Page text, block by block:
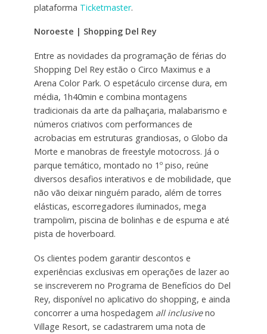
plataforma Ticketmaster.
Noroeste | Shopping Del Rey
Entre as novidades da programação de férias do
Shopping Del Rey estão o Circo Maximus e a
Arena Color Park. O espetáculo circense dura, em
média, 1h40min e combina montagens
tradicionais da arte da palhaçaria, malabarismo e
números criativos com performances de
acrobacias em estruturas grandiosas, o Globo da
Morte e manobras de freestyle motocross. Já o
parque temático, montado no 1º piso, reúne
diversos desafios interativos e de mobilidade, que
não vão deixar ninguém parado, além de torres
elásticas, escorregadores iluminados, mega
trampolim, piscina de bolinhas e de espuma e até
pista de hoverboard.
Os clientes podem garantir descontos e
experiências exclusivas em operações de lazer ao
se inscreverem no Programa de Benefícios do Del
Rey, disponível no aplicativo do shopping, e ainda
concorrer a uma hospedagem all inclusiveno
Village Resort, se cadastrarem uma nota de